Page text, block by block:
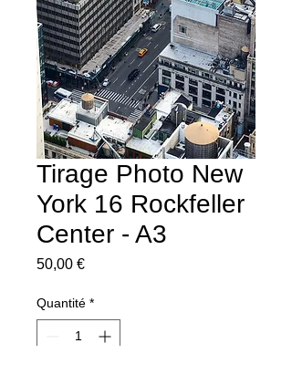
Tirage Photo New
York 16 Rockfeller
Center - A3
50,00 €Prix
Quantité *